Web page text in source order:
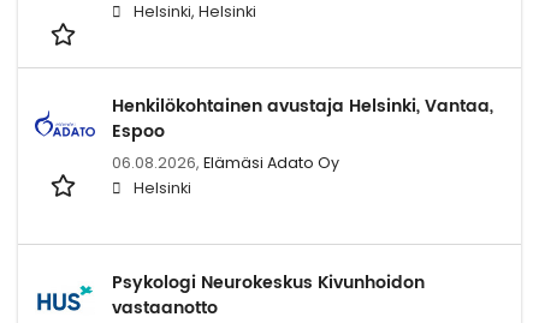
Helsinki, Helsinki
Henkilökohtainen avustaja Helsinki, Vantaa,
Espoo
06.08.2026, Elämäsi Adato Oy
Helsinki
Psykologi Neurokeskus Kivunhoidon
vastaanotto